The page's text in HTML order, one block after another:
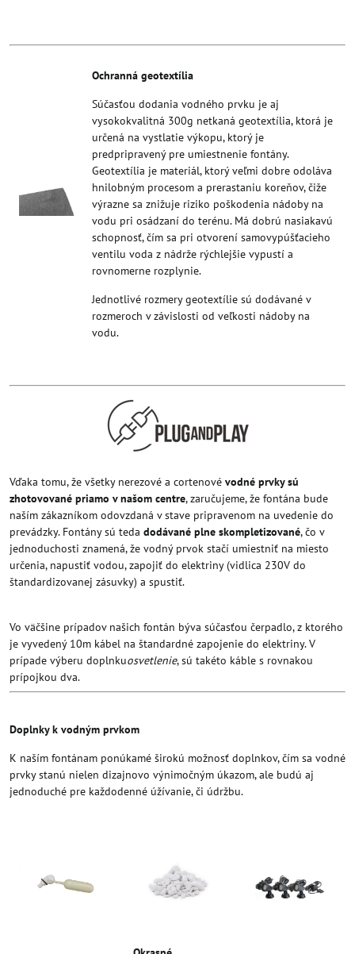
Ochranná geotextília
Súčasťou dodania vodného prvku je aj
vysokokvalitná 300g netkaná geotextília, ktorá je
určená na vystlatie výkopu, ktorý je
predpripravený pre umiestnenie fontány.
Geotextília je materiál, ktorý veľmi dobre odoláva
hnilobným procesom a prerastaniu koreňov, čiže
výrazne sa znižuje riziko poškodenia nádoby na
vodu pri osádzaní do terénu. Má dobrú nasiakavú
schopnosť, čím sa pri otvorení samovypúšťacieho
ventilu voda z nádrže rýchlejšie vypustí a
rovnomerne rozplynie.
Jednotlivé rozmery geotextílie sú dodávané v
rozmeroch v závislosti od veľkosti nádoby na
vodu.
Vďaka tomu, že všetky nerezové a cortenové vodné prvky sú
zhotovované priamo v našom centre, zaručujeme, že fontána bude
naším zákazníkom odovzdaná v stave pripravenom na uvedenie do
prevádzky. Fontány sú teda dodávané plne skompletizované, čo v
jednoduchosti znamená, že vodný prvok stačí umiestniť na miesto
určenia, napustiť vodou, zapojiť do elektriny (vidlica 230V do
štandardizovanej zásuvky) a spustiť.
Vo väčšine prípadov našich fontán býva súčasťou čerpadlo, z ktorého
je vyvedený 10m kábel na štandardné zapojenie do elektriny. V
prípade výberu doplnkuosvetlenie, sú takéto káble s rovnakou
prípojkou dva.
Doplnky k vodným prvkom
K naším fontánam ponúkamé širokú možnosť doplnkov, čím sa vodné
prvky stanú nielen dizajnovo výnimočným úkazom, ale budú aj
jednoduché pre každodenné úžívanie, či údržbu.